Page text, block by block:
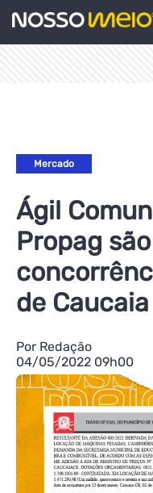
Mercado
Ágil
Propag
de Caucaia
Por Redação
04/05/2022 09h00